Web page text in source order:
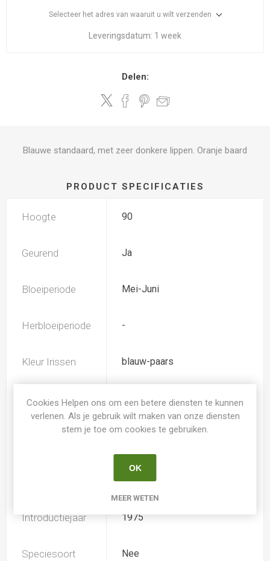
Selecteer het adres van waaruit u wilt verzenden
Leveringsdatum: 1 week
Delen:
Blauwe standaard, met zeer donkere lippen. Oranje baard
PRODUCT SPECIFICATIES
Hoogte 90
Geurend Ja
Bloeiperiode Mei-Juni
Herbloeiperiode -
Kleur Irissen blauw-paars
Iris type
TB (tall bearded) Hoge
baardiris
Blyth
Introductiejaar 1975
Speciesoort Nee
Cookies Helpen ons om een betere diensten te kunnen
verlenen. Als je gebruik wilt maken van onze diensten
stem je toe om cookies te gebruiken.
OK
MEER WETEN